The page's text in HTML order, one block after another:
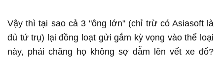
Vậy thì tại sao cả 3 "ông lớn" (chỉ trừ có Asiasoft là
đủ tứ trụ) lại đồng loạt gửi gắm kỳ vọng vào thể loại
này, phải chăng họ không sợ dẫm lên vết xe đổ?